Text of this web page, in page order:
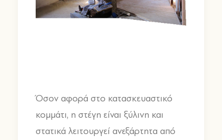
Όσον αφορά στο κατασκευαστικό
κομμάτι, η στέγη είναι ξύλινη και
στατικά λειτουργεί ανεξάρτητα από